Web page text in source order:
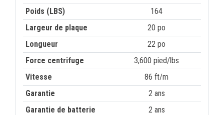
Poids (LBS)
164
Largeur de plaque
20 po
Longueur
22 po
Force centrifuge
3,600 pied/lbs
Vitesse
86 ft/m
Garantie
2 ans
Garantie de batterie
2 ans